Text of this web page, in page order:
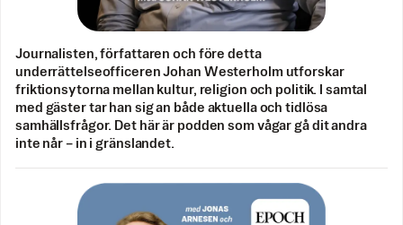
Journalisten, författaren och före detta
underrättelseofficeren Johan Westerholm utforskar
friktionsytorna mellan kultur, religion och politik. I samtal
med gäster tar han sig an både aktuella och tidlösa
samhällsfrågor. Det här är podden som vågar gå dit andra
inte når – in i gränslandet.